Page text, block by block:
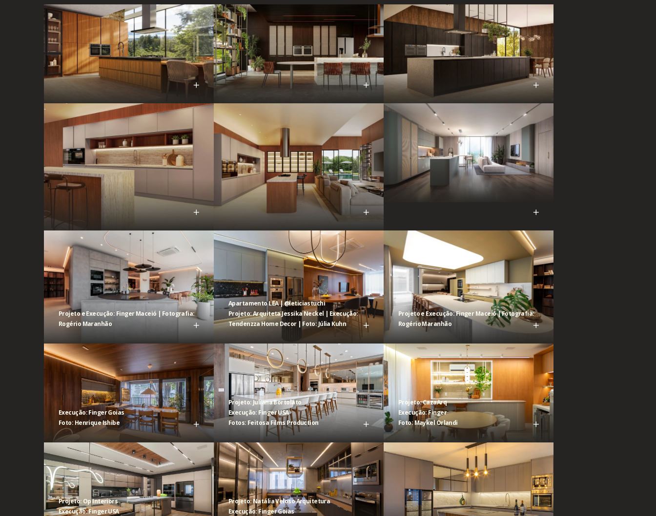
Projeto e Execução: Finger Maceió | Fotografia:
Rogério Maranhão
Apartamento LEA | @leticiastuchi
Projeto: Arquiteta Jessika Neckel | Execução:
Tendenzza Home Decor | Foto: Júlia Kuhn
Projeto e Execução: Finger Maceió | Fotografia:
Rogério Maranhão
Execução: Finger Goias
Foto: Henrique Ishibe
Projeto: Juliana Bortolato
Execução: Finger USA
Fotos: Feitosa Films Production
Projeto: CazaArq
Execução: Finger
Foto: Maykel Orlandi
Projeto: Op Interiors
Execução: Finger USA
Projeto: Natália Veloso Arquitetura
Execução: Finger Goias